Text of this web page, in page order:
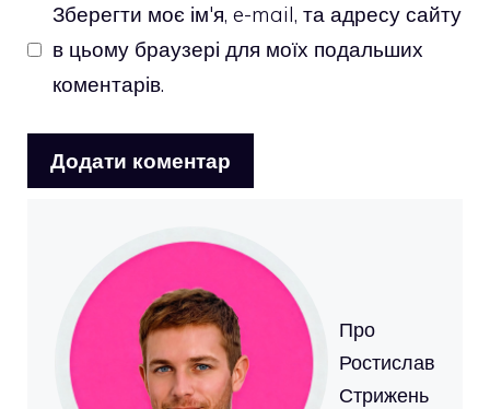
Зберегти моє ім'я, e-mail, та адресу сайту
в цьому браузері для моїх подальших
коментарів.
Про
Ростислав
Стрижень